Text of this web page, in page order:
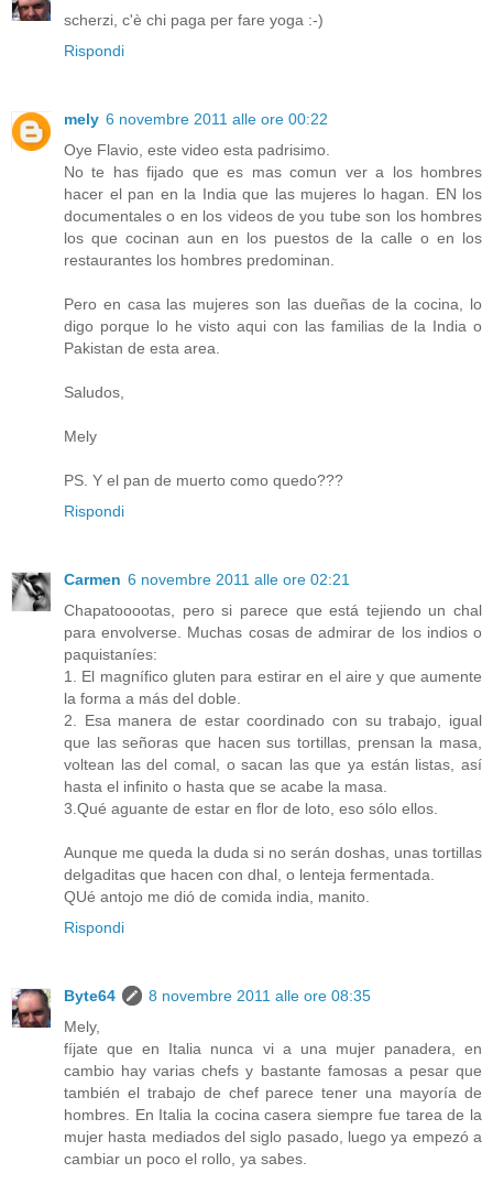
scherzi, c'è chi paga per fare yoga :-)
Rispondi
mely 6 novembre 2011 alle ore 00:22
Oye Flavio, este video esta padrisimo.
No te has fijado que es mas comun ver a los hombres
hacer el pan en la India que las mujeres lo hagan. EN los
documentales o en los videos de you tube son los hombres
los que cocinan aun en los puestos de la calle o en los
restaurantes los hombres predominan.
Pero en casa las mujeres son las dueñas de la cocina, lo
digo porque lo he visto aqui con las familias de la India o
Pakistan de esta area.
Saludos,
Mely
PS. Y el pan de muerto como quedo???
Rispondi
Carmen 6 novembre 2011 alle ore 02:21
Chapatooootas, pero si parece que está tejiendo un chal
para envolverse. Muchas cosas de admirar de los indios o
paquistaníes:
1. El magnífico gluten para estirar en el aire y que aumente
la forma a más del doble.
2. Esa manera de estar coordinado con su trabajo, igual
que las señoras que hacen sus tortillas, prensan la masa,
voltean las del comal, o sacan las que ya están listas, así
hasta el infinito o hasta que se acabe la masa.
3.Qué aguante de estar en flor de loto, eso sólo ellos.
Aunque me queda la duda si no serán doshas, unas tortillas
delgaditas que hacen con dhal, o lenteja fermentada.
QUé antojo me dió de comida india, manito.
Rispondi
Byte64
8 novembre 2011 alle ore 08:35
Mely,
fíjate que en Italia nunca vi a una mujer panadera, en
cambio hay varias chefs y bastante famosas a pesar que
también el trabajo de chef parece tener una mayoría de
hombres. En Italia la cocina casera siempre fue tarea de la
mujer hasta mediados del siglo pasado, luego ya empezó a
cambiar un poco el rollo, ya sabes.